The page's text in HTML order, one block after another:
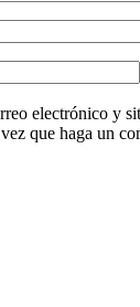
electrónico y
que haga un